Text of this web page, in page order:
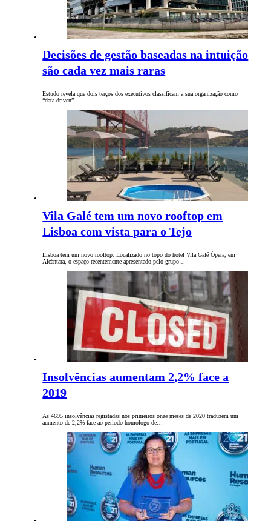
Decisões de gestão baseadas na intuição
são cada vez mais raras
Estudo revela que dois terços dos executivos classificam a sua organização como
“data-driven”.
Vila Galé tem um novo rooftop em
Lisboa com vista para o Tejo
Lisboa tem um novo rooftop. Localizado no topo do hotel Vila Galé Ópera, em
Alcântara, o espaço recentemente apresentado pelo grupo…
Insolvências aumentam 2,2% face a
2019
As 4695 insolvências registadas nos primeiros onze meses de 2020 traduzem um
aumento de 2,2% face ao período homólogo de…